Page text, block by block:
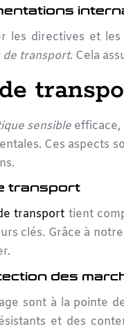
les directives et
de transport. Cela
sensibleefficace,
Ces aspects
transport
transport tient
clés. Grâce à
des
sont à la pointe
et des